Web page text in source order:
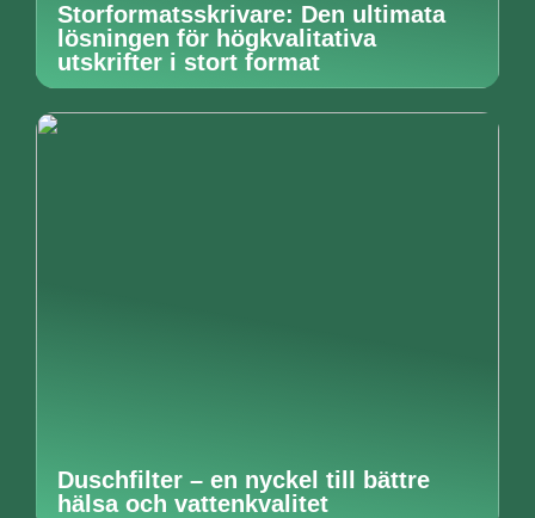
Storformatsskrivare: Den ultimata
lösningen för högkvalitativa
utskrifter i stort format
Duschfilter – en nyckel till bättre
hälsa och vattenkvalitet